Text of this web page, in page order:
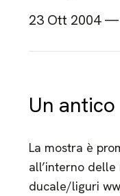
23 Ott 2004 —
Un
La mostra è
all’interno
ducale/liguri